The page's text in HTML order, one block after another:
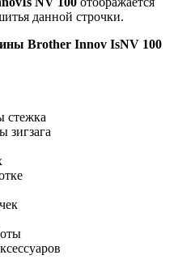
данной строчки.
Brother Innov IsNV 100
стежка
зигзага